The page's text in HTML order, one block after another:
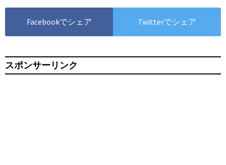
Facebookでシェア Twitterでシェア
スポンサーリンク